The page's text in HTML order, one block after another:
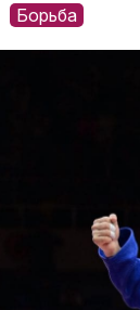
Борьба